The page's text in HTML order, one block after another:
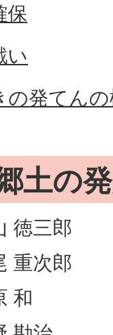
保
い
の発てん
土の
徳三郎
重次郎
和